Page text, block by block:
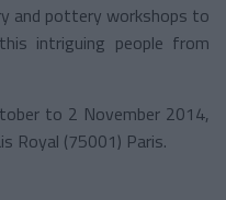
and pottery workshops to
intriguing people from
to 2 November 2014,
Royal (75001) Paris.